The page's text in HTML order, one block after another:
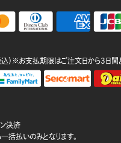
）※お支払期限はご注文日から3日間
決済
括払いのみとなります。